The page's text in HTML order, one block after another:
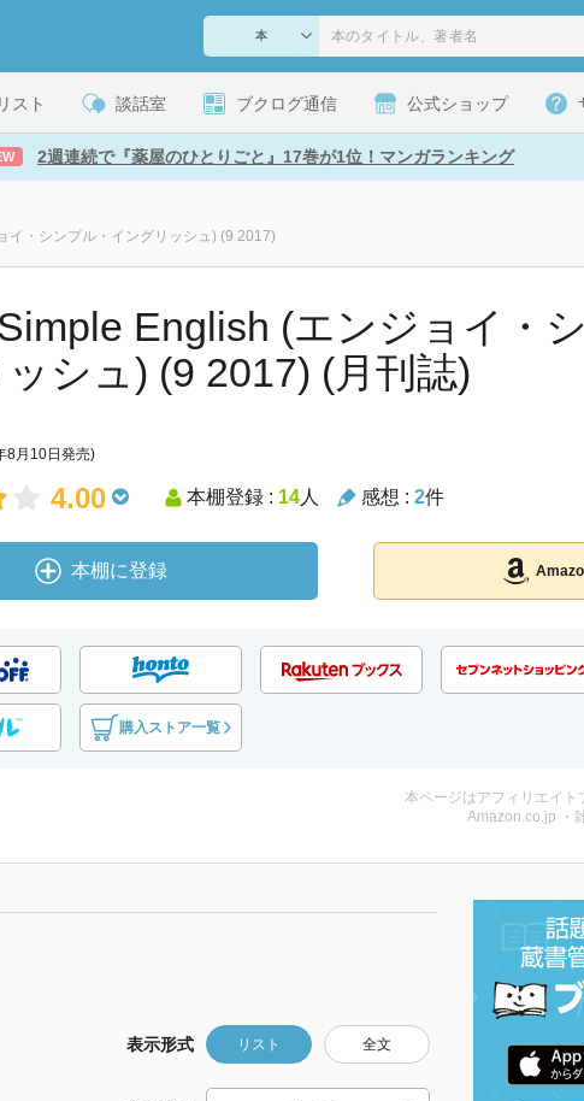
スト 談話室 ブクログ通信 公式ショップ
2週連続で『薬屋のひとりごと』17巻が1位！マンガランキング
イ・シンプル・イングリッシュ) (9 2017)
English (エンジョイ・
シュ) (9 2017) (月刊誌)
8月10日発売)
4.00 本棚登録 : 14人 感想 : 2件
本棚に登録
購入ストア一覧
本ページはアフィリエイト
Amazon.co.jp ・
表示形式 リスト 全文